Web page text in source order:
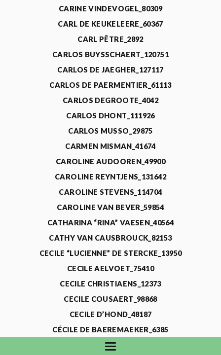
CARINE VINDEVOGEL_80309
CARL DE KEUKELEERE_60367
CARL PÊTRE_2892
CARLOS BUYSSCHAERT_120751
CARLOS DE JAEGHER_127117
CARLOS DE PAERMENTIER_61113
CARLOS DEGROOTE_4042
CARLOS DHONT_111926
CARLOS MUSSO_29875
CARMEN MISMAN_41674
CAROLINE AUDOOREN_49900
CAROLINE REYNTJENS_131642
CAROLINE STEVENS_114704
CAROLINE VAN BEVER_59854
CATHARINA “RINA” VAESEN_40564
CATHY VAN CAUSBROUCK_82153
CECILE “LUCIENNE” DE STERCKE_13950
CECILE AELVOET_75410
CECILE CHRISTIAENS_12373
CECILE COUSAERT_98868
CECILE D’HOND_48187
CÉCILE DE BAEREMAEKER_6385
CECILE DE WAELE_4731